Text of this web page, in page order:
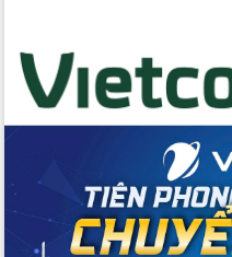
gia
Xã Ea H'leo giữ vững và nâng cao chất
lượng các tiêu chí nông thôn mới
Công bố quyết định của Ban Thường
vụ Tỉnh ủy về công tác cán bộ
Nâng cao trách nhiệm người đứng
đầu, phát huy tinh thần chủ động,
sáng tạo để đảm bảo tiến độ giải ngân
vốn đầu tư công năm 2025